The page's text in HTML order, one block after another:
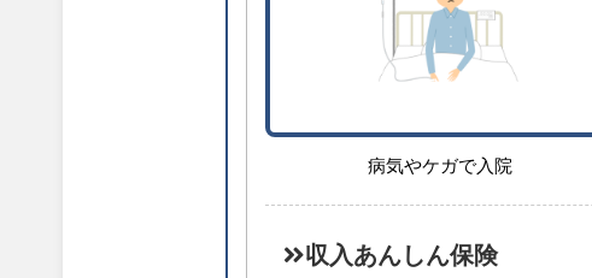
病気やケガで入院
収入あんしん保険